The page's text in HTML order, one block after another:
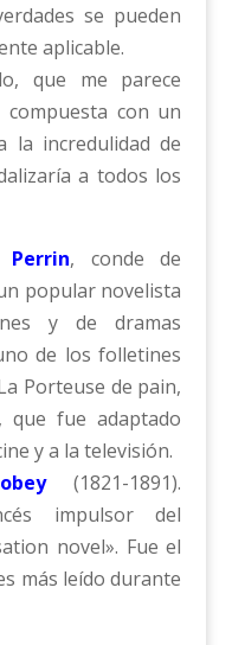
se pueden
aplicable.
que me parece
compuesta con un
la incredulidad de
a todos los
, conde de
popular novelista
y de dramas
de los folletines
Porteuse de pain,
que fue adaptado
y a la televisión.
(1821-1891).
impulsor del
novel». Fue el
más leído durante